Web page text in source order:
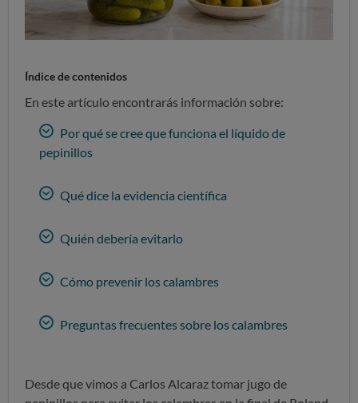
Índice de contenidos
En este artículo encontrarás información sobre:
Por qué se cree que funciona el líquido de
pepinillos
Qué dice la evidencia científica
Quién debería evitarlo
Cómo prevenir los calambres
Preguntas frecuentes sobre los calambres
Desde que vimos a Carlos Alcaraz tomar jugo de